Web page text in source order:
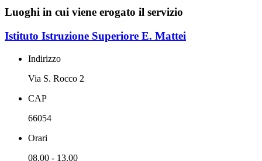
Luoghi in cui viene erogato il servizio
Istituto Istruzione Superiore E. Mattei
Indirizzo
Via S. Rocco 2
CAP
66054
Orari
08.00 - 13.00